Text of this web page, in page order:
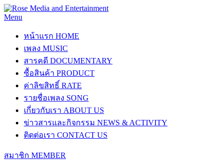
Menu
หน้าแรก HOME
เพลง MUSIC
สารคดี DOCUMENTARY
ซื้อสินค้า PRODUCT
ค่าลิขสิทธิ์ RATE
รายชื่อเพลง SONG
เกี่ยวกับเรา ABOUT US
ข่าวสารและกิจกรรม NEWS & ACTIVITY
ติดต่อเรา CONTACT US
สมาชิก MEMBER